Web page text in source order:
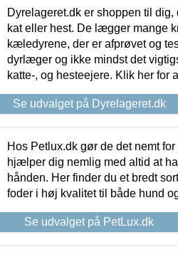
Dyrelageret.dk er shoppen til
kat eller hest. De lægger mange
kæledyrene, der er afprøvet og
dyrlæger og ikke mindst det
katte-, og hesteejere. Klik her for
Se udvalget på Dyrelageret.dk
Hos Petlux.dk gør de det nemt
hjælper dig nemlig med altid at
hånden. Her finder du et bredt
foder i høj kvalitet til både hund
Se udvalget på PetLux.dk